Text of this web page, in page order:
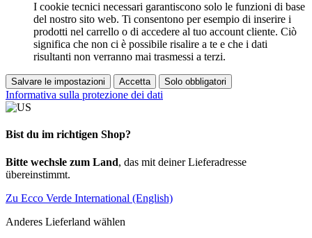
I cookie tecnici necessari garantiscono solo le funzioni di base
del nostro sito web. Ti consentono per esempio di inserire i
prodotti nel carrello o di accedere al tuo account cliente. Ciò
significa che non ci è possibile risalire a te e che i dati
risultanti non verranno mai trasmessi a terzi.
Salvare le impostazioni Accetta Solo obbligatori
Informativa sulla protezione dei dati
Bist du im richtigen Shop?
Bitte wechsle zum Land, das mit deiner Lieferadresse
übereinstimmt.
Zu Ecco Verde International (English)
Anderes Lieferland wählen